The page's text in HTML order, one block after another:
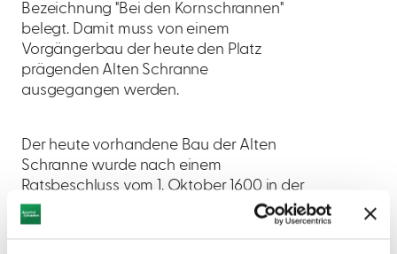
Bezeichnung "Bei den Kornschrannen"
belegt. Damit muss von einem
Vorgängerbau der heute den Platz
prägenden Alten Schranne
ausgegangen werden.
Der heute vorhandene Bau der Alten
Schranne wurde nach einem
Ratsbeschluss vom 1. Oktober 1600 in der
Zeit von 1601 bis 1602 erstellt. Der Plan zu
diesem Gebäude stammte von dem